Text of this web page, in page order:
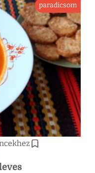
paradicsom